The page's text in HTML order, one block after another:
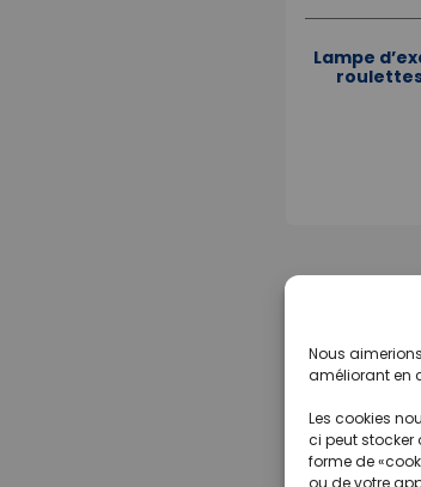
Nous
améliorant en
Les cookies
ci peut stocker
forme de
ou de votre
Lampe
roulettes